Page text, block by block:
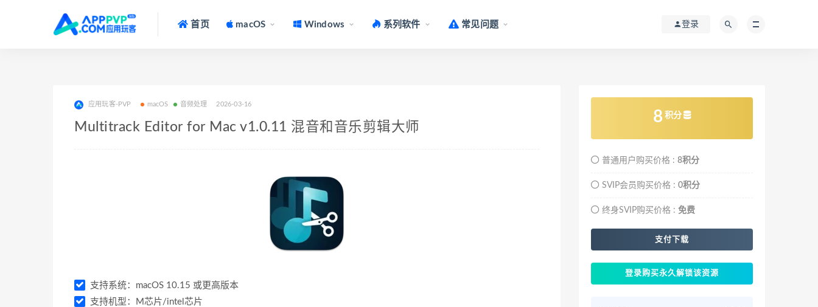
首页 macOS Windows 系列软件 常见问题 登录
应用玩客-PVP macOS 音频处理 2026-03-16
Multitrack Editor for Mac v1.0.11 混音和音乐剪辑大师
支持系统：macOS 10.15 或更高版本
支持机型：M芯片/intel芯片
8 积分
普通用户购买价格 : 8积分
SVIP会员购买价格 : 0积分
终身SVIP购买价格 : 免费
支付下载
登录购买永久解锁该资源